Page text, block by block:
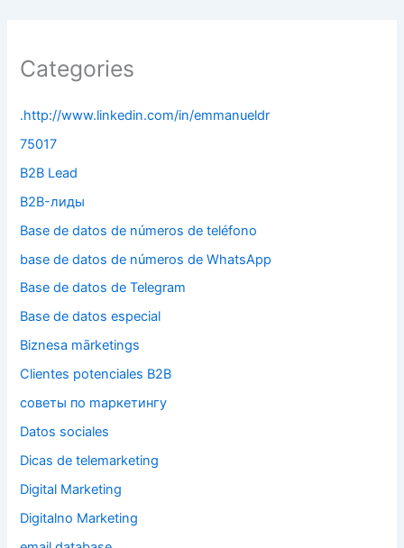
Categories
.http://www.linkedin.com/in/emmanueldr
75017
B2B Lead
B2B-лиды
Base de datos de números de teléfono
base de datos de números de WhatsApp
Base de datos de Telegram
Base de datos especial
Biznesa mārketings
Clientes potenciales B2B
cоветы по mаркетингу
Datos sociales
Dicas de telemarketing
Digital Marketing
Digitalno Marketing